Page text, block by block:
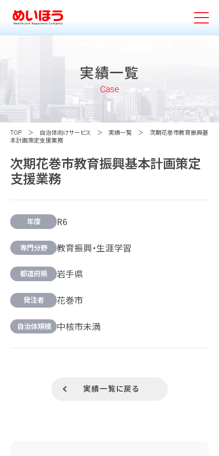
実績一覧
Case
TOP 自治体向けサービス 実績一覧
次期花巻市教育振興基
本計画策定支援業務
次期花巻市教育振興基本計画策定
支援業務
年度 R6
専門分野 教育振興・生涯学習
都道府県 岩手県
発注者 花巻市
自治体規模 中核市未満
実績一覧に戻る